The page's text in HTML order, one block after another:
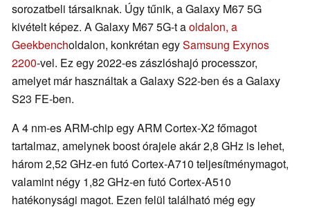
sorozatbeli társaiknak. Úgy tűnik, a Galaxy M67 5G
kivételt képez. A Galaxy M67 5G-t aoldalon, a
Geekbencholdalon, konkrétan egySamsung Exynos
2200-vel. Ez egy 2022-es zászlóshajó processzor,
amelyet már használtak a Galaxy S22-ben és a Galaxy
S23 FE-ben.
A 4 nm-es ARM-chip egy ARM Cortex-X2 főmagot
tartalmaz, amelynek boost órajele akár 2,8 GHz is lehet,
három 2,52 GHz-en futó Cortex-A710 teljesítménymagot,
valamint négy 1,82 GHz-en futó Cortex-A510
hatékonysági magot. Ezen felül található még egy